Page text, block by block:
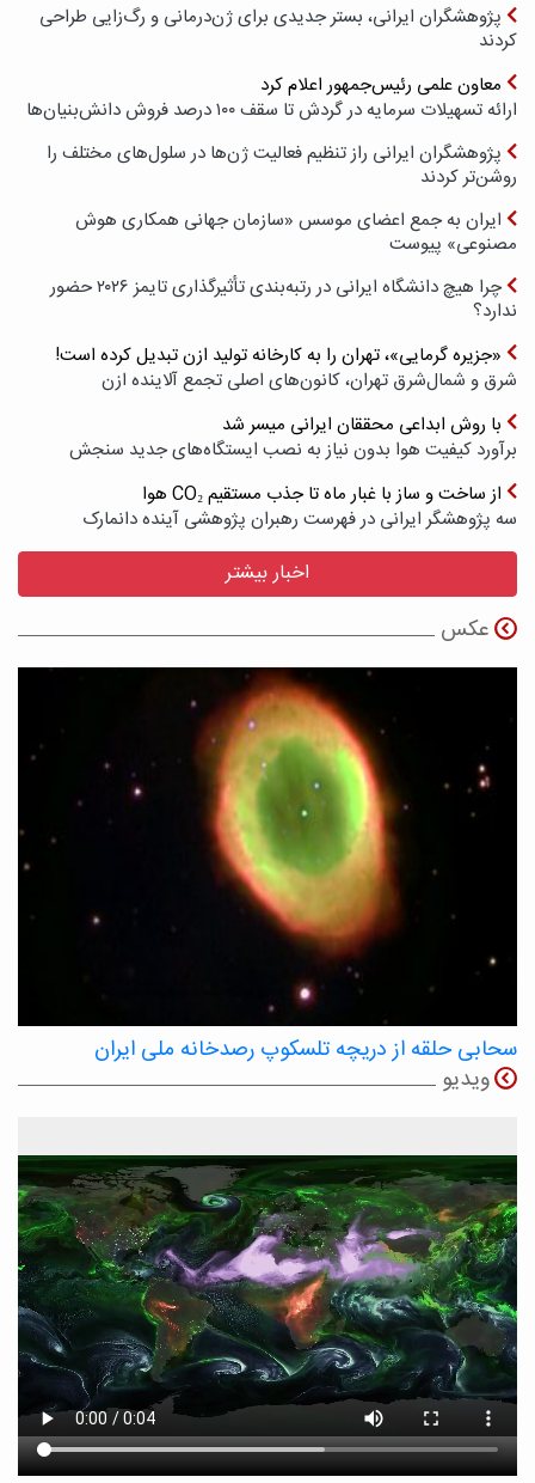
پژوهشگران ایرانی، بستر جدیدی برای ژن‌درمانی و رگ‌زایی طراحی
کردند
معاون علمی رئیس‌جمهور اعلام کرد
ارائه تسهیلات سرمایه در گردش تا سقف ۱۰۰ درصد فروش دانش‌بنیان‌ها
پژوهشگران ایرانی راز تنظیم فعالیت ژن‌ها در سلول‌های مختلف را
روشن‌تر کردند
ایران به جمع اعضای موسس «سازمان جهانی همکاری هوش
مصنوعی» پیوست
چرا هیچ دانشگاه ایرانی در رتبه‌بندی تأثیرگذاری تایمز ۲۰۲۶ حضور
ندارد؟
«جزیره گرمایی»، تهران را به کارخانه تولید ازن تبدیل کرده است!
شرق و شمال‌شرق تهران، کانون‌های اصلی تجمع آلاینده ازن
با روش ابداعی محققان ایرانی میسر شد
برآورد کیفیت هوا بدون نیاز به نصب ایستگاه‌های جدید سنجش
از ساخت و ساز با غبار ماه تا جذب مستقیم CO₂ هوا
سه پژوهشگر ایرانی در فهرست رهبران پژوهشی آینده دانمارک
اخبار بیشتر
عکس
سحابی حلقه از دریچه تلسکوپ رصدخانه ملی ایران
ویدیو